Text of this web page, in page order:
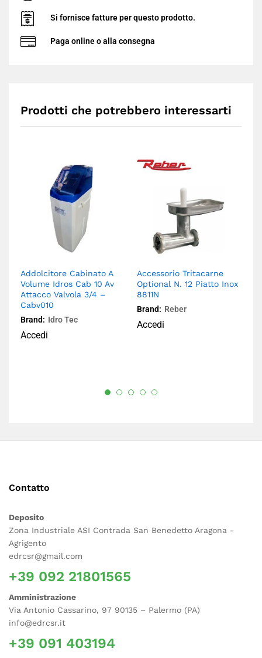
Si fornisce fatture per questo prodotto.
Paga online o alla consegna
Prodotti che potrebbero interessarti
Addolcitore Cabinato A
Volume Idros Cab 10 Av
Attacco Valvola 3/4 –
Cabv010
Brand: Idro Tec
Accedi
Accessorio Tritacarne
Optional N. 12 Piatto Inox
8811N
Brand: Reber
Accedi
Contatto
Deposito
Zona Industriale ASI Contrada San Benedetto Aragona -
Agrigento
edrcsr@gmail.com
+39 092 21801565
Amministrazione
Via Antonio Cassarino, 97 90135 – Palermo (PA)
info@edrcsr.it
+39 091 403194